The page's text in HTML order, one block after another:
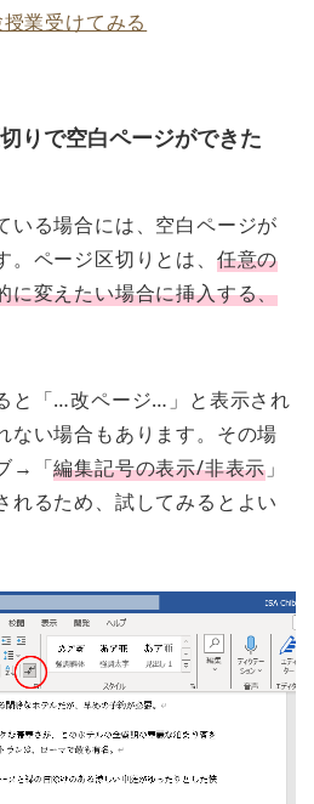
業受けてみる
りで空白ページができた
いる場合には、空白ページが
ページ区切りとは、 任意の
に変えたい場合に挿入する、
と「…改ページ…」と表示され
ない場合もあります。その場
→「編集記号の表示/非表示 」
れるため、試してみるとよい